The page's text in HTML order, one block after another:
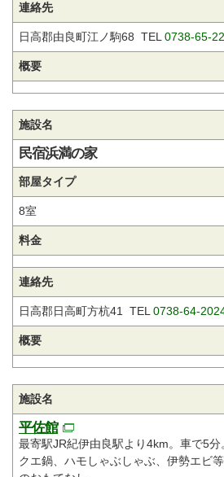
連絡先
日高郡由良町江ノ駒68 TEL 0738-65-
概要
施設名
民宿浜満の家
部屋タイプ
8室
料金
連絡先
日高郡日高町方杭41 TEL 0738-64-
概要
施設名
平佐館
最寄駅JR紀伊由良駅より4km。車で5分
クエ鍋、ハモしゃぶしゃぶ、伊勢エビ